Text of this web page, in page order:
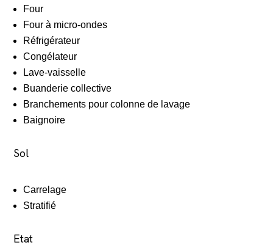
Four
Four à micro-ondes
Réfrigérateur
Congélateur
Lave-vaisselle
Buanderie collective
Branchements pour colonne de lavage
Baignoire
Sol
Carrelage
Stratifié
Etat